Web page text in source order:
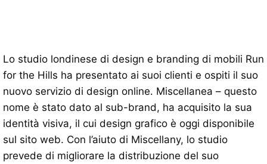
Lo studio londinese di design e branding di mobili Run
for the Hills ha presentato ai suoi clienti e ospiti il ​​suo
nuovo servizio di design online. Miscellanea – questo
nome è stato dato al sub-brand, ha acquisito la sua
identità visiva, il cui design grafico è oggi disponibile
sul sito web. Con l’aiuto di Miscellany, lo studio
prevede di migliorare la distribuzione del suo